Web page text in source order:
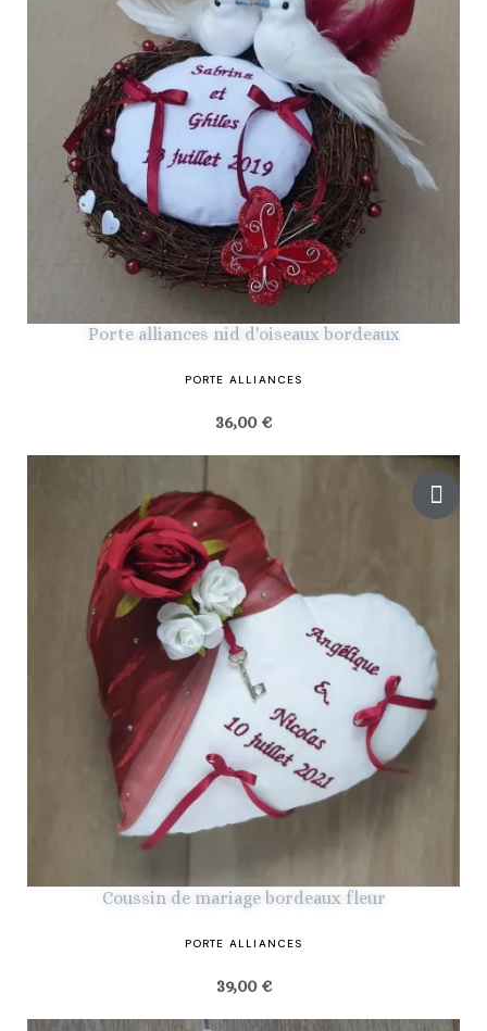
Porte alliances nid d'oiseaux bordeaux
PORTE ALLIANCES
36,00 €
Coussin de mariage bordeaux fleur
PORTE ALLIANCES
39,00 €